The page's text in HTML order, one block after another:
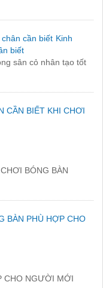
Kinh
biết
sân cỏ nhân tạo tốt
CẦN BIẾT KHI CHƠI
BÓNG BÀN
BÀN PHÙ HỢP CHO
CHO NGƯỜI MỚI